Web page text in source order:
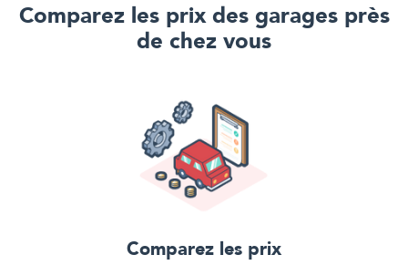
Comparez les prix des garages près
de chez vous
Comparez les prix